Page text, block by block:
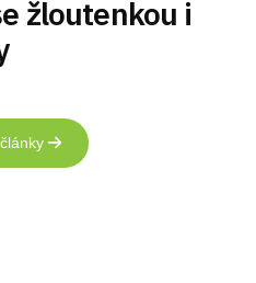
žloutenkou i